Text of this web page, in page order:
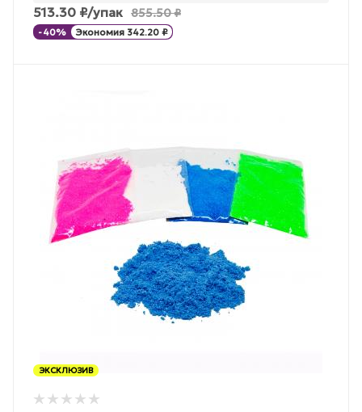
513.30 ₽/упак 855.50₽
-40% Экономия 342.20 ₽
ЭКСКЛЮЗИВ